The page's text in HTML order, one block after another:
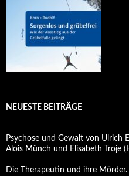
NEUESTE BEITRÄGE
Psychose und Gewalt von Ulrich
Alois Münch und Elisabeth Troje
Die Therapeutin und ihre